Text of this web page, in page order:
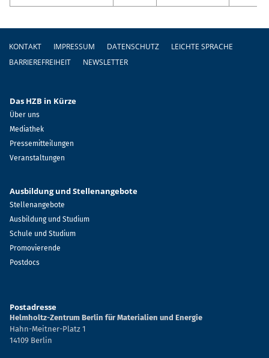
Fußzeile
KONTAKT IMPRESSUM DATENSCHUTZ
LEICHTE SPRACHE
BARRIEREFREIHEIT
NEWSLETTER
Das HZB in Kürze
Über uns
Mediathek
Pressemitteilungen
Veranstaltungen
Ausbildung und Stellenangebote
Stellenangebote
Ausbildung und Studium
Schule und Studium
Promovierende
Postdocs
Postadresse
Helmholtz-Zentrum Berlin für Materialien und Energie
Hahn-Meitner-Platz 1
14109 Berlin